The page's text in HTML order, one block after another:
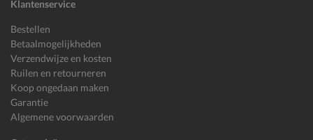
Klantenservice
Bestellen
Betaalmogelijkheden
Verzendwijze en kosten
Ruilen en retourneren
Koop ongedaan maken
Garantie
Algemene voorwaarden